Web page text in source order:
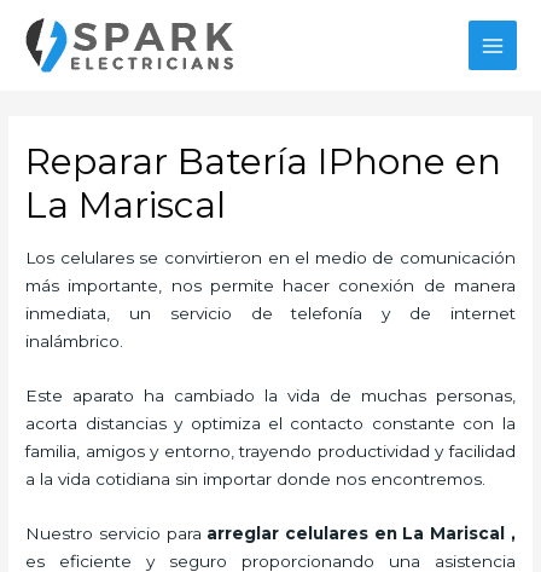
contenido
Reparar Batería IPhone en
La Mariscal
Los celulares se convirtieron en el medio de comunicación
más importante, nos permite hacer conexión de manera
inmediata, un servicio de telefonía y de internet
inalámbrico.
Este aparato ha cambiado la vida de muchas personas,
acorta distancias y optimiza el contacto constante con la
familia, amigos y entorno, trayendo productividad y facilidad
a la vida cotidiana sin importar donde nos encontremos.
Nuestro servicio para arreglar celulares en La Mariscal
,
es eficiente y seguro proporcionando una asistencia